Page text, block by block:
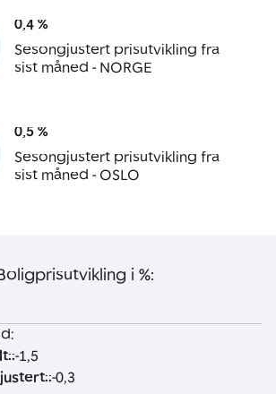
0,4 %
Sesongjustert prisutvikling fra
sist måned - NORGE
0,5 %
Sesongjustert prisutvikling fra
sist måned - OSLO
i %:
:-1,5
:-0,3